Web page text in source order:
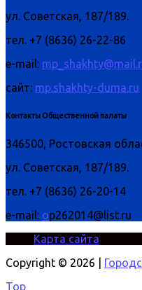
ул. Советская, 187/189.
тел. +7 (8636) 26-22-86
e-mail:
сайт: mp.shakhty-duma.ru
Контакты Общественной палаты
346500, Ростовская
ул. Советская, 187/189.
тел. +7 (8636) 26-20-14
e-mail: op262014@list.ru
Карта сайта
Copyright © 2026 |
Top